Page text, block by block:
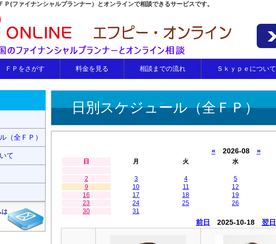
Ｐ(ファイナンシャルプランナー）とオンラインで相談できるサービスです。
ＦＰをさがす 料金を見る 相談までの流れ Ｓｋｙｐｅについて
日別スケジュール（全ＦＰ）
« 2026-08 »
日 月 火 水
2
3 4 5
9
10 11 12
16
17 18 19
23
24 25 26
30
31
前日 2025-10-18 翌日
（全ＦＰ）
て
は